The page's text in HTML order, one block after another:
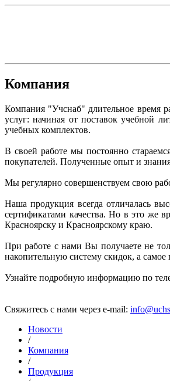
Компания
Компания "Учснаб" длительное время
услуг: начиная от поставок учебной
учебных комплектов.
В своей работе мы постоянно
покупателей. Полученные опыт и
Мы регулярно совершенствуем свою
Наша продукция всегда отличалась
сертификатами качества. Но в это же
Красноярску и Красноярскому краю.
При работе с нами Вы получаете не
накопительную систему скидок, а самое
Узнайте подробную информацию по
Свяжитесь с нами через e-mail:
Новости
/
Компания
/
Продукция